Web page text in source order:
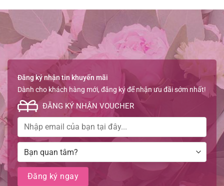
Đăng ký nhận tin khuyến mãi
Dành cho khách hàng mới, đăng ký để nhận ưu đãi sớm nhất!
ĐĂNG KÝ NHẬN VOUCHER